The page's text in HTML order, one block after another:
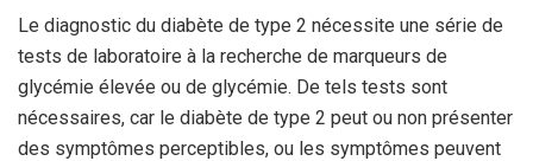
Le diagnostic du diabète de type 2 nécessite une série de
tests de laboratoire à la recherche de marqueurs de
glycémie élevée ou de glycémie. De tels tests sont
nécessaires, car le diabète de type 2 peut ou non présenter
des symptômes perceptibles, ou les symptômes peuvent